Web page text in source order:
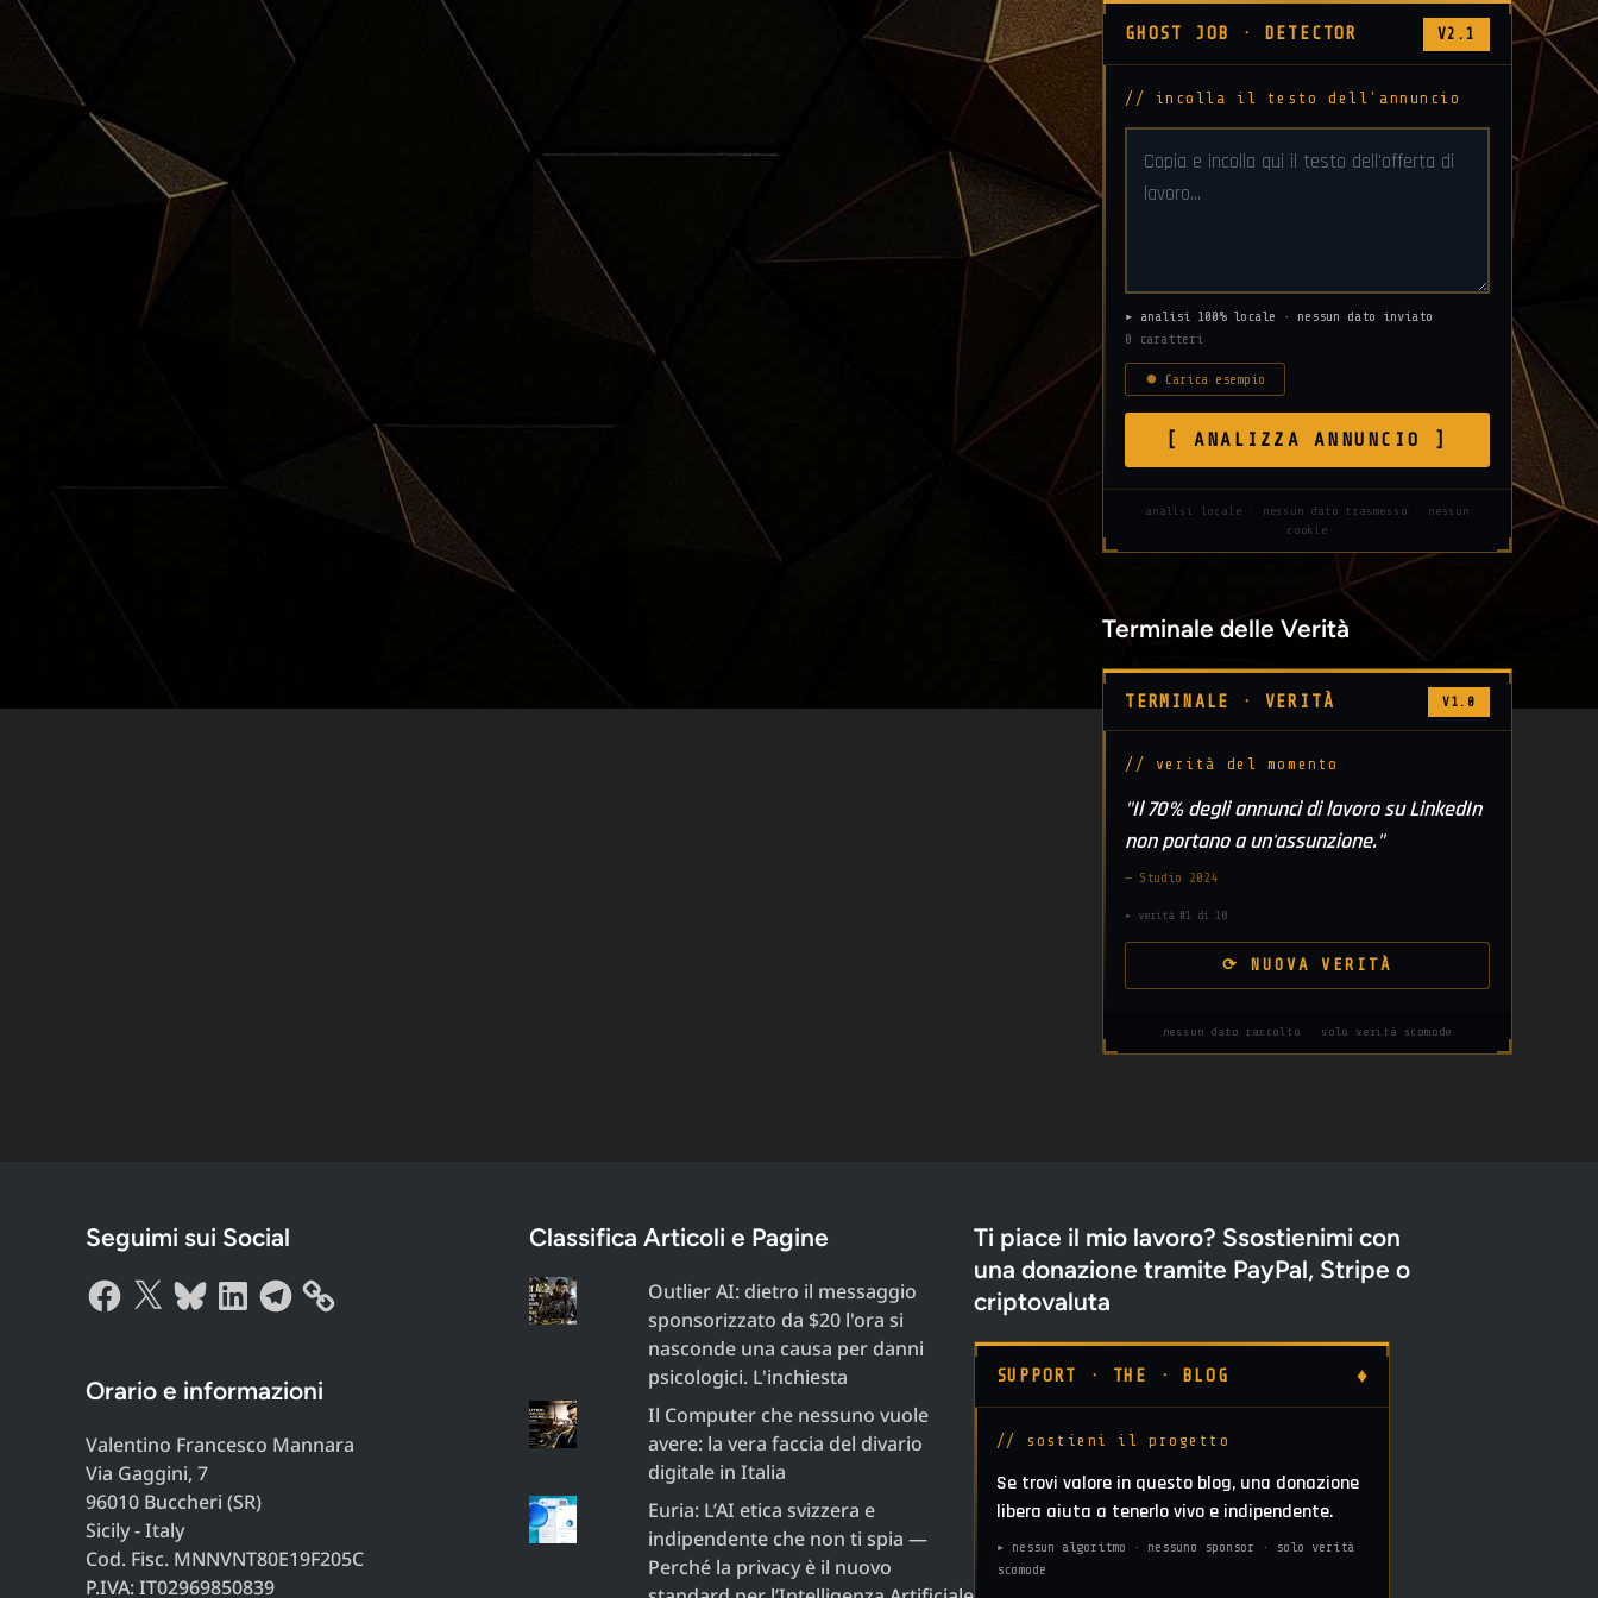
GHOST JOB · DETECTOR V2.1
// incolla il testo dell'annuncio
▸ analisi 100% locale · nessun dato inviato
0 caratteri
⏺ Carica esempio
[ ANALIZZA ANNUNCIO ]
analisi locale · nessun dato trasmesso · nessun
cookie
Terminale delle Verità
TERMINALE · VERITÀ V1.0
// verità del momento
"Il 70% degli annunci di lavoro su LinkedIn
non portano a un'assunzione."
— Studio 2024
▸ verità #1 di 10
⟳ NUOVA VERITÀ
nessun dato raccolto · solo verità scomode
Seguimi sui Social
Facebook
X BlueskyLinkedInTelegram
Orario e informazioni
Valentino Francesco Mannara
Via Gaggini, 7
96010 Buccheri (SR)
Sicily - Italy
Cod. Fisc. MNNVNT80E19F205C
P.IVA: IT02969850839
Classifica Articoli e Pagine
Outlier AI: dietro il messaggio
sponsorizzato da $20 l'ora si
nasconde una causa per danni
psicologici. L'inchiesta
Il Computer che nessuno vuole
avere: la vera faccia del divario
digitale in Italia
Euria: L’AI etica svizzera e
indipendente che non ti spia —
Perché la privacy è il nuovo
Ti piace il mio lavoro? Ssostienimi con
una donazione tramite PayPal, Stripe o
criptovaluta
SUPPORT · THE · BLOG ♦
// sostieni il progetto
Se trovi valore in questo blog, una donazione
libera aiuta a tenerlo vivo e indipendente.
▸ nessun algoritmo · nessuno sponsor · solo verità
scomode